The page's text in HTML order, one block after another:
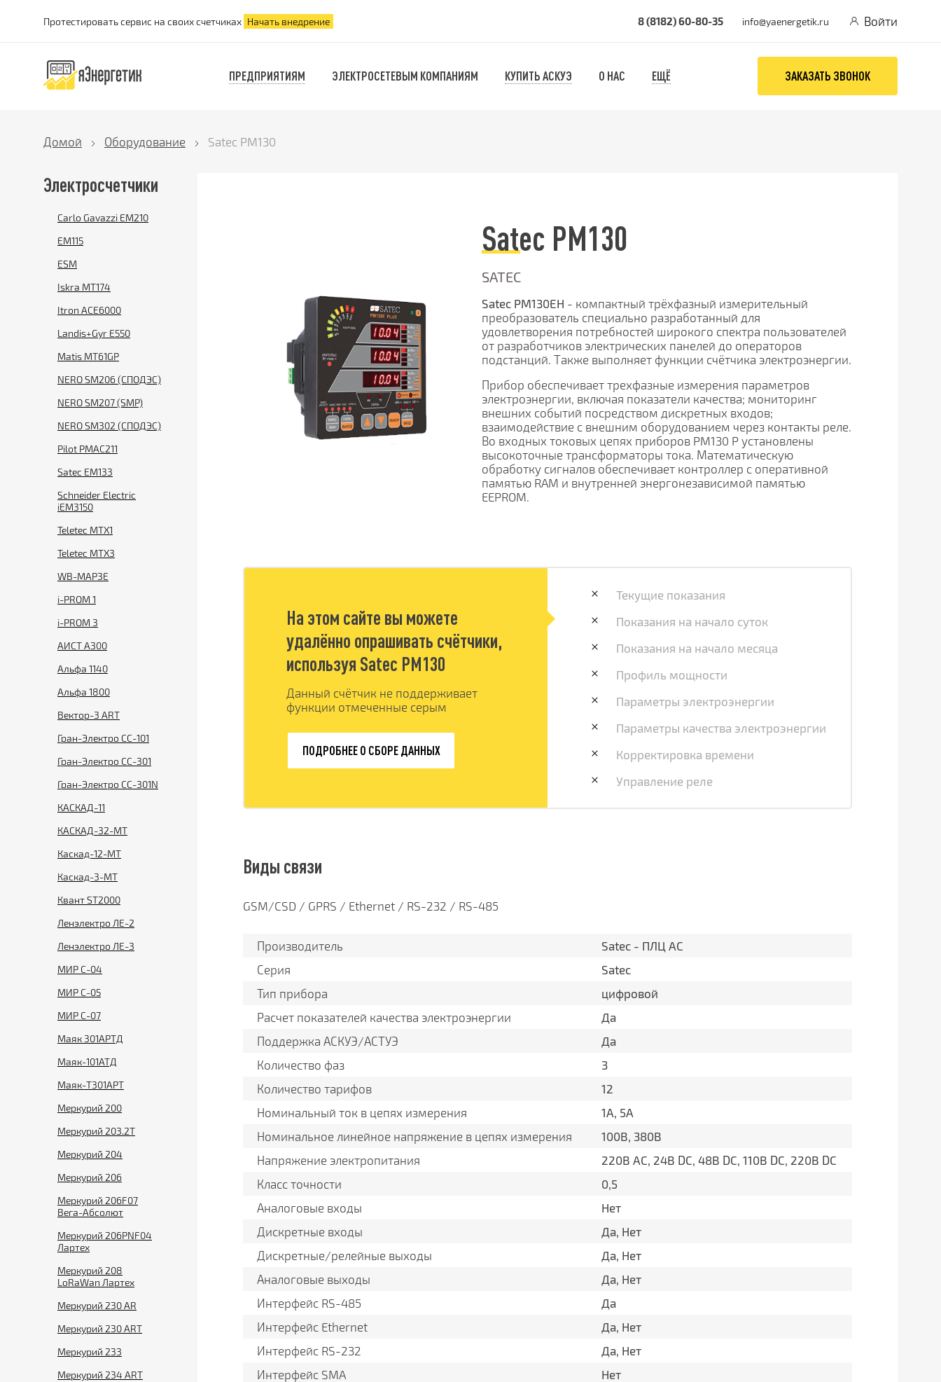
Протестировать сервис на своих счетчиках Начать внедрение 8 (8182) 60-80-35 info@yaenergetik.ru Войти
ПРЕДПРИЯТИЯМ ЭЛЕКТРОСЕТЕВЫМ КОМПАНИЯМ КУПИТЬ АСКУЭ О НАС ЕЩЁ ЗАКАЗАТЬ ЗВОНОК
Домой Оборудование Satec PM130
Электросчетчики
Carlo Gavazzi EM210
EM115
ESM
Iskra MT174
Itron ACE6000
Landis+Gyr E550
Matis MT61GP
NERO SM206 (СПОДЭС)
NERO SM207 (SMP)
NERO SM302 (СПОДЭС)
Pilot PMAC211
Satec EM133
Schneider Electric
iEM3150
Teletec MTX1
Teletec MTX3
WB-MAP3E
i-PROM 1
i-PROM 3
АИСТ А300
Альфа 1140
Альфа 1800
Вектор-3 ART
Гран-Электро СС-101
Гран-Электро СС-301
Гран-Электро СС-301N
КАСКАД-11
КАСКАД-32-МТ
Каскад-12-МТ
Каскад-3-МТ
Квант ST2000
Ленэлектро ЛЕ-2
Ленэлектро ЛЕ-3
МИР С-04
МИР С-05
МИР С-07
Маяк 301АРТД
Маяк-101АТД
Маяк-T301АРТ
Меркурий 200
Меркурий 203.2Т
Меркурий 204
Меркурий 206
Меркурий 206F07
Вега-Абсолют
Меркурий 206PNF04
Лартех
Меркурий 208
LoRaWan Лартех
Меркурий 230 AR
Меркурий 230 ART
Меркурий 233
Меркурий 234 ART
Satec PM130
SATEC
Satec PM130EH - компактный трёхфазный измерительный
преобразователь специально разработанный для
удовлетворения потребностей широкого спектра пользователей
от разработчиков электрических панелей до операторов
подстанций. Также выполняет функции счётчика электроэнергии.
Прибор обеспечивает трехфазные измерения параметров
электроэнергии, включая показатели качества; мониторинг
внешних событий посредством дискретных входов;
взаимодействие с внешним оборудованием через контакты реле.
Во входных токовых цепях приборов PM130 P установлены
высокоточные трансформаторы тока. Математическую
обработку сигналов обеспечивает контроллер с оперативной
памятью RAM и внутренней энергонезависимой памятью
EEPROM.
На этом сайте вы можете
удалённо опрашивать счётчики,
используя Satec PM130
Данный счётчик не поддерживает
функции отмеченные серым
ПОДРОБНЕЕ О СБОРЕ ДАННЫХ
Текущие показания
Показания на начало суток
Показания на начало месяца
Профиль мощности
Параметры электроэнергии
Параметры качества электроэнергии
Корректировка времени
Управление реле
Виды связи
GSM/CSD / GPRS / Ethernet / RS-232 / RS-485
Производитель
Satec - ПЛЦ АС
Серия
Satec
Тип прибора
цифровой
Расчет показателей качества электроэнергии
Да
Поддержка АСКУЭ/АСТУЭ
Да
Количество фаз
3
Количество тарифов
12
Номинальный ток в цепях измерения
1А, 5А
Номинальное линейное напряжение в цепях измерения
100В, 380В
Напряжение электропитания
220В AC, 24В DC, 48В DC, 110В DC, 220В DC
Класс точности
0,5
Аналоговые входы
Нет
Дискретные входы
Да, Нет
Дискретные/релейные выходы
Да, Нет
Аналоговые выходы
Да, Нет
Интерфейс RS-485
Да
Интерфейс Ethernet
Да, Нет
Интерфейс RS-232
Да, Нет
Интерфейс SMA
Нет